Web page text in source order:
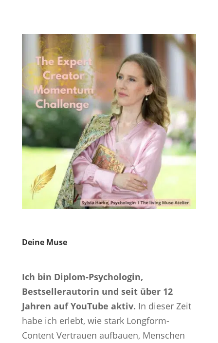
Deine Muse
Ich bin Diplom-Psychologin,
Bestsellerautorin und seit über 12
Jahren auf YouTube aktiv. In dieser Zeit
habe ich erlebt, wie stark Longform-
Content Vertrauen aufbauen, Menschen